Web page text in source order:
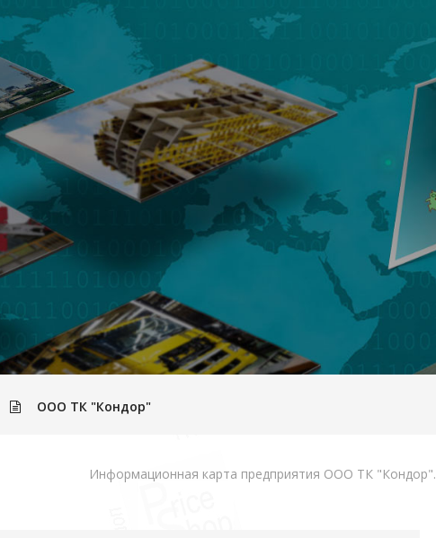
ООО ТК "Кондор"
Информационная карта предприятия ООО ТК "Кондор".